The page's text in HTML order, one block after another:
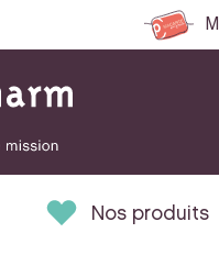
Nos produits